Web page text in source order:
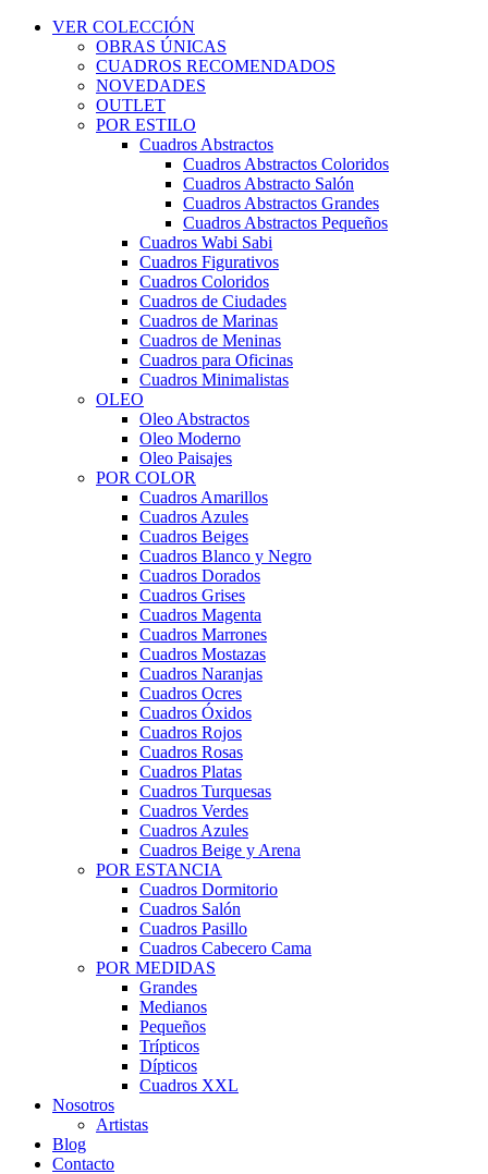
VER COLECCIÓN
OBRAS ÚNICAS
CUADROS RECOMENDADOS
NOVEDADES
OUTLET
POR ESTILO
Cuadros Abstractos
Cuadros Abstractos Coloridos
Cuadros Abstracto Salón
Cuadros Abstractos Grandes
Cuadros Abstractos Pequeños
Cuadros Wabi Sabi
Cuadros Figurativos
Cuadros Coloridos
Cuadros de Ciudades
Cuadros de Marinas
Cuadros de Meninas
Cuadros para Oficinas
Cuadros Minimalistas
OLEO
Oleo Abstractos
Oleo Moderno
Oleo Paisajes
POR COLOR
Cuadros Amarillos
Cuadros Azules
Cuadros Beiges
Cuadros Blanco y Negro
Cuadros Dorados
Cuadros Grises
Cuadros Magenta
Cuadros Marrones
Cuadros Mostazas
Cuadros Naranjas
Cuadros Ocres
Cuadros Óxidos
Cuadros Rojos
Cuadros Rosas
Cuadros Platas
Cuadros Turquesas
Cuadros Verdes
Cuadros Azules
Cuadros Beige y Arena
POR ESTANCIA
Cuadros Dormitorio
Cuadros Salón
Cuadros Pasillo
Cuadros Cabecero Cama
POR MEDIDAS
Grandes
Medianos
Pequeños
Trípticos
Dípticos
Cuadros XXL
Nosotros
Artistas
Blog
Contacto